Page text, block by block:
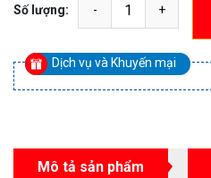
Số lượng:
Dịch vụ và Khuyến mại
Mô tả sản phẩm